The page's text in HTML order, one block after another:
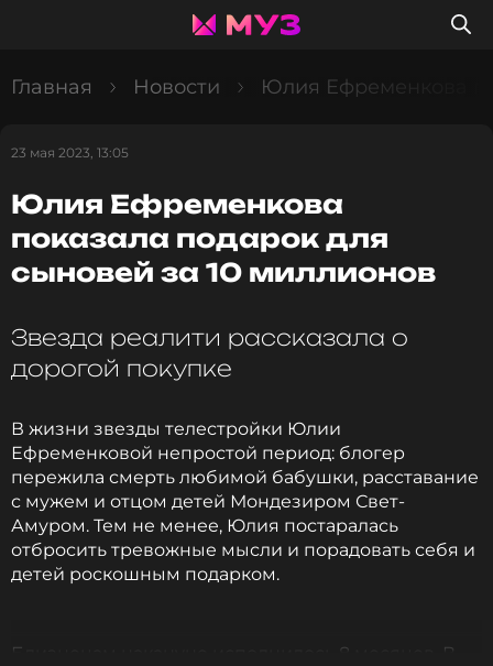
Главная Новости Юлия Ефременкова
23 мая 2023, 13:05
Юлия Ефременкова
показала подарок для
сыновей за 10 миллионов
Звезда реалити рассказала о
дорогой покупке
В жизни звезды телестройки Юлии
Ефременковой непростой период: блогер
пережила смерть любимой бабушки, расставание
с мужем и отцом детей Мондезиром Свет-
Амуром. Тем не менее, Юлия постаралась
отбросить тревожные мысли и порадовать себя и
детей роскошным подарком.
Близнецам накануне исполнилось 8 месяцев. В